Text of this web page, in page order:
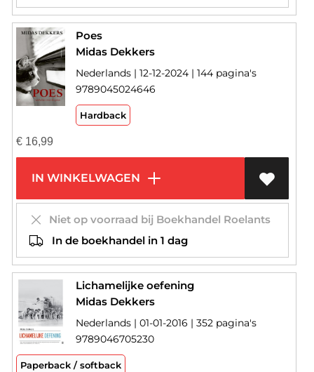
Poes
Midas Dekkers
Nederlands | 12-12-2024 | 144 pagina's
9789045024646
Hardback
€16,99
IN WINKELWAGEN
Niet op voorraad bij Boekhandel Roelants
In de boekhandel in 1 dag
Lichamelijke oefening
Midas Dekkers
Nederlands | 01-01-2016 | 352 pagina's
9789046705230
Paperback / softback